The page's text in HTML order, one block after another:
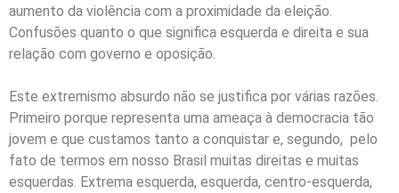
aumento da violência com a proximidade da eleição.
Confusões quanto o que significa esquerda e direita e sua
relação com governo e oposição.
Este extremismo absurdo não se justifica por várias razões.
Primeiro porque representa uma ameaça à democracia tão
jovem e que custamos tanto a conquistar e, segundo, pelo
fato de termos em nosso Brasil muitas direitas e muitas
esquerdas. Extrema esquerda, esquerda, centro-esquerda,